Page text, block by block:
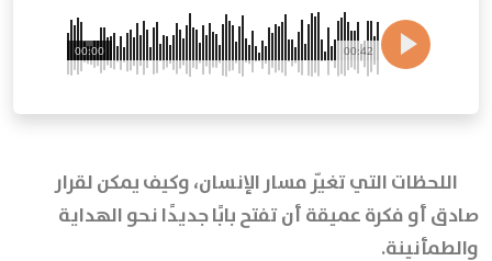
00:42
00:00
اللحظات التي تغيّر مسار الإنسان، وكيف يمكن لقرار
صادق أو فكرة عميقة أن تفتح بابًا جديدًا نحو الهداية
والطمأنينة.